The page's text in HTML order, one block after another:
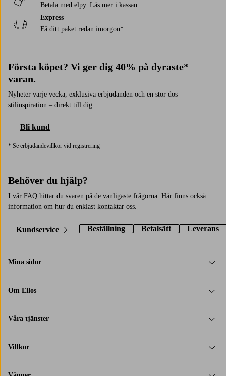
Betala med elpy. Läs mer i kassan.
Express
Få ditt paket redan imorgon*
Första köpet? Vi ger dig 40% på dyraste*
varan.
Nyheter varje vecka, exklusiva erbjudanden och en stor dos
stilinspiration – direkt till dig.
Bli kund
* Se erbjudandevillkor vid registrering
Behöver du hjälp?
I vår FAQ hittar du svaren på de vanligaste frågorna. Här finns också
information om hur du enklast kontaktar oss.
Kundservice Beställning Betalsätt Leverans
Mina sidor
Om Ellos
Våra tjänster
Villkor